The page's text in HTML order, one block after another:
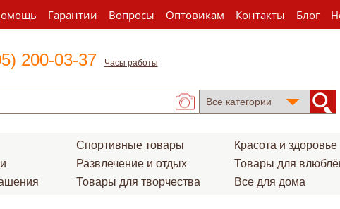
Гарантии Вопросы Оптовикам Контакты Блог
200-03-37 Часы работы
Спортивные товары
Развлечение и отдых
Товары для творчества
Красота и здоровье
Товары для
Все для дома